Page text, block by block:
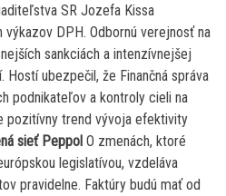
SR Jozefa Kissa
DPH. Odbornú verejnosť na
sankciách a intenzívnejšej
ubezpečil, že Finančná správa
podnikateľov a kontroly cieli na
pozitívny trend vývoja efektivity
sieť Peppol O zmenách, ktoré
legislatívou, vzdeláva
pravidelne. Faktúry budú mať od